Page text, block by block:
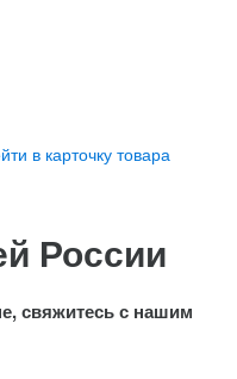
в карточку товара
России
свяжитесь с нашим